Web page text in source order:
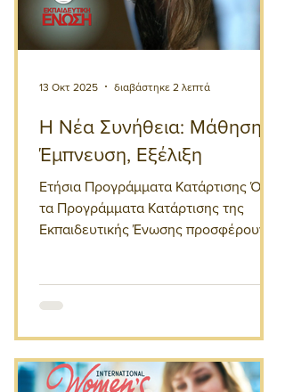
Η Νέα Συνήθεια: Μάθηση,
Έμπνευση, Εξέλιξη
Ετήσια Προγράμματα Κατάρτισης Όλα
τα Προγράμματα Κατάρτισης της
Εκπαιδευτικής Ένωσης προσφέρουν:
παρακολούθησης στον δικό σας
ελεύθερο χρόνο Πλούσιο
εκπαιδευτικό υλικό και καθοδήγηση
από έμπειρους εκπαιδευτές.
13 Οκτ 2025 διαβάστηκε 2 λεπτά